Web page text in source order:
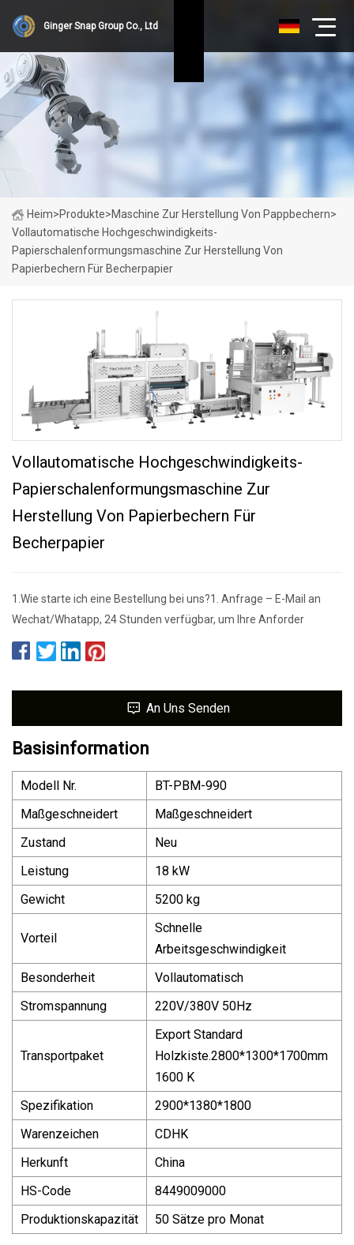
Ginger Snap Group Co., Ltd
Heim>Produkte>Maschine Zur Herstellung Von Pappbechern>
Vollautomatische Hochgeschwindigkeits-
Papierschalenformungsmaschine Zur Herstellung Von
Papierbechern Für Becherpapier
Vollautomatische Hochgeschwindigkeits-
Papierschalenformungsmaschine Zur
Herstellung Von Papierbechern Für
Becherpapier
1.Wie starte ich eine Bestellung bei uns?1. Anfrage – E-Mail an
Wechat/Whatapp, 24 Stunden verfügbar, um Ihre Anforder
An Uns Senden
Basisinformation
Modell Nr.
BT-PBM-990
Maßgeschneidert
Maßgeschneidert
Zustand
Neu
Leistung
18 kW
Gewicht
5200 kg
Vorteil
Schnelle
Arbeitsgeschwindigkeit
Besonderheit
Vollautomatisch
Stromspannung
220V/380V 50Hz
Transportpaket
Export Standard
Holzkiste.2800*1300*1700mm
1600 K
Spezifikation
2900*1380*1800
Warenzeichen
CDHK
Herkunft
China
HS-Code
8449009000
Produktionskapazität
50 Sätze pro Monat